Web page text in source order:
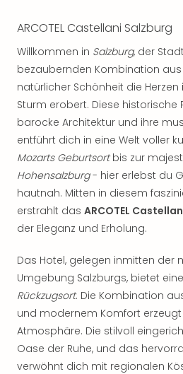
ARCOTEL Castellani Salzburg
Willkommen in Salzburg, der
bezaubernden Kombination
natürlicher Schönheit die Herzen
Sturm erobert. Diese historische
barocke Architektur und ihre
entführt dich in eine Welt voller
Mozarts Geburtsortbis zur
Hohensalzburg- hier erlebst du
hautnah. Mitten in diesem
erstrahlt das ARCOTEL
der Eleganz und Erholung.
Das Hotel, gelegen inmitten der
Umgebung Salzburgs, bietet
Rückzugsort. Die Kombination
und modernem Komfort
Atmosphäre. Die stilvoll
Oase der Ruhe, und das
verwöhnt dich mit regionalen